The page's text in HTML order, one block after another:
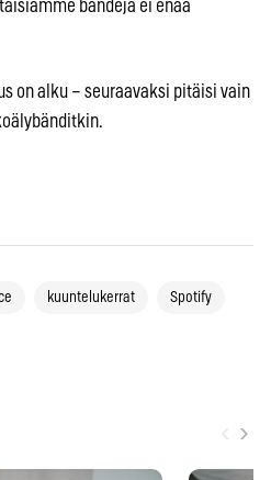
bändejä ei enää
on alku – seuraavaksi pitäisi vain
kuuntelukerrat Spotify
›